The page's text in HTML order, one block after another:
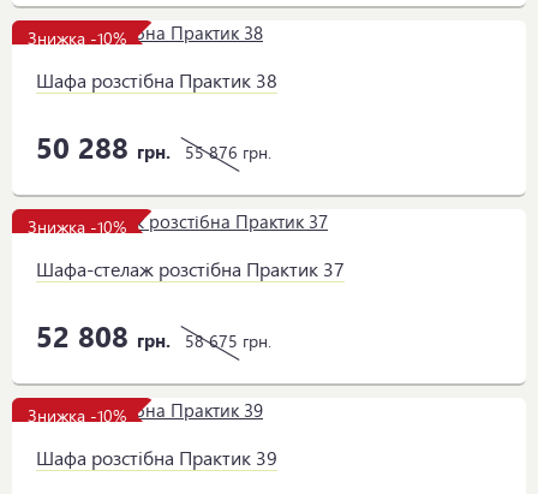
Знижка -10%
Шафа розстібна Практик 38
50 288 грн. 55 876 грн.
Знижка -10%
Шафа-стелаж розстібна Практик 37
52 808 грн. 58 675 грн.
Знижка -10%
Шафа розстібна Практик 39